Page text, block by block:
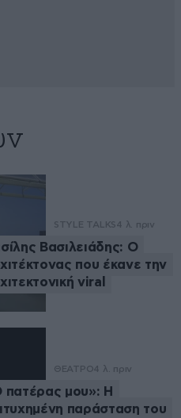
STYLE TALKS4 λ. πριν
Βασιλειάδης: Ο
που έκανε την
viral
ΘΕΑΤΡΟ4 λ. πριν
πατέρας μου»: Η
παράσταση του